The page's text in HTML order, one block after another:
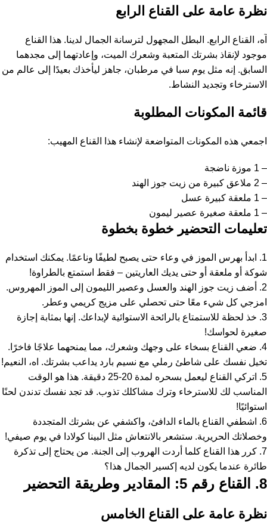
نظرة عامة على القناع الرابع
آه، القناع الرابع. البطل المجهول لترسانة الجمال لدينا. هذا القناع
موجود لإنقاذ بشرتك المتعبة وشعرك الميت، وإعادتهما إلى مجدهما
السابق. إنه مثل يوم سبا في مرطبان، جاهز ليأخذك بعيدًا إلى عالم من
الاسترخاء وتجديد النشاط.
قائمة المكونات المطلوبة
اجمعي هذه المكونات المتواضعة لإنشاء هذا القناع المهيب:
– 1 موزة ناضجة
– 2 ملاعق كبيرة من زيت جوز الهند
– 1 ملعقة كبيرة عسل
– 1 ملعقة صغيرة عصير ليمون
تعليمات التحضير خطوة بخطوة
1. ابدأ بهرس الموز في وعاء حتى يصبح لطيفًا وناعمًا. يمكنك استخدام
شوكة أو ملعقة أو حتى يديك العاريتين – فقط استمتع بالطراوة!
2. أضف زيت جوز الهند والعسل وعصير الليمون إلى الموز المهروس.
امزجي كل شيء معًا حتى تحصلي على مزيج كريمي وعطر.
3. خذ لحظة للاستمتاع بالرائحة الاستوائية لإبداعك. إنها بمثابة إجازة
صغيرة لحواسك!
4. ضعي القناع بسخاء على وجهك وشعرك، مما يمنحهما علاجًا فاخرًا.
تخيل نفسك على شاطئ رملي مع نسيم بارد يداعب بشرتك. اه، النعيم!
5. اتركي القناع ليعمل بسحره لمدة 20-25 دقيقة. هذا هو الوقت
المناسب لك للاسترخاء وترك مشاكلك تذوب. قد تجد نفسك تدندن لحنًا
استوائيًا!
6. اشطفي القناع بالماء الدافئ، واكشفي عن بشرتك المتجددة
وخصلاتك الحريرية. ستشعر بالانتعاش مثل البينا كولادا في يوم صيفي!
7. كرر هذا القناع كلما أردت الهروب إلى الجنة. من يحتاج إلى تذكرة
طائرة عندما يكون لديه إكسير الجمال هذا؟
8. القناع رقم 5: المقادير وطريقة التحضير
نظرة عامة على القناع الخامس